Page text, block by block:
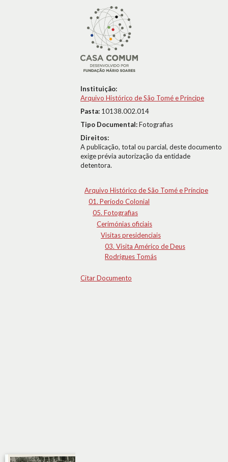
Instituição:
Arquivo Histórico de São Tomé e Príncipe
Pasta: 10138.002.014
Tipo Documental:Fotografias
Direitos:
A publicação, total ou parcial, deste documento
exige prévia autorização da entidade
detentora.
Arquivo Histórico de São Tomé e Príncipe
01. Período Colonial
05. Fotografias
Cerimónias oficiais
Visitas presidenciais
03. Visita Américo de Deus
Rodrigues Tomás
Citar Documento